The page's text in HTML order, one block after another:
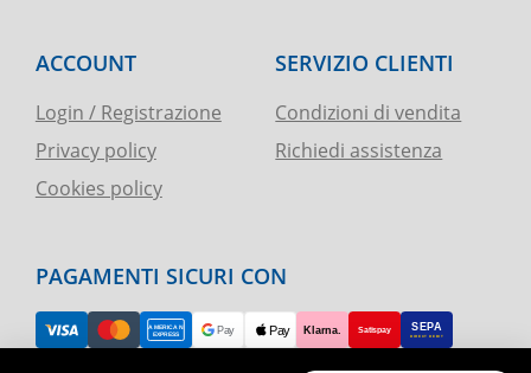
ACCOUNT
Login / Registrazione
Privacy policy
Cookies policy
SERVIZIO CLIENTI
Condizioni di vendita
Richiedi assistenza
PAGAMENTI SICURI CON